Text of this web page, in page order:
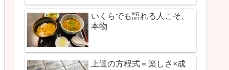
いくらでも語れる人こそ、
本物
上達の方程式＝楽しさ×成